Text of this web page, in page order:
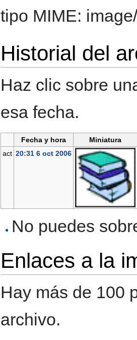
tipo MIME:
Historial del
Haz clic sobre
esa fecha.
Fecha y hora
Miniatura
act 20:31 6 oct 2006
No puedes
Enlaces a la
Hay más de 100
archivo.